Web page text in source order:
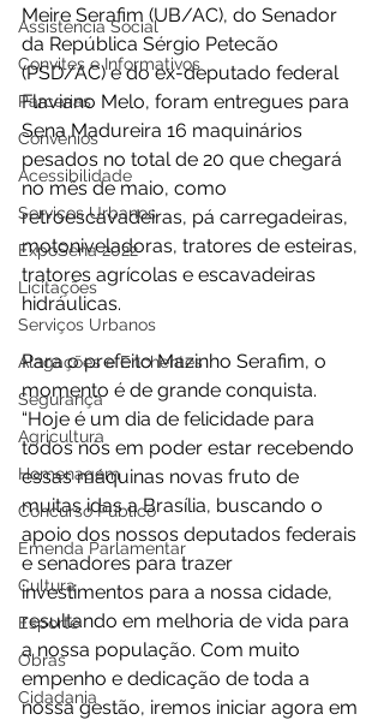
Assistência Social
Convites e Informativos
Parcerias
Convênios
Acessibilidade
Serviços Urbanos
ExpoSena 2022
Licitações
Serviços Urbanos
Alagações e Enchentes
Segurança
Agricultura
Homenagem
Concurso Público
Emenda Parlamentar
Cultura
Esporte
Obras
Cidadania
Meire Serafim (UB/AC), do Senador
da República Sérgio Petecão
(PSD/AC) e do ex-deputado federal
Flaviano Melo, foram entregues para
Sena Madureira 16 maquinários
pesados no total de 20 que chegará
no mês de maio, como
retroescavadeiras, pá carregadeiras,
motoniveladoras, tratores de esteiras,
tratores agrícolas e escavadeiras
hidráulicas.
Para o prefeito Mazinho Serafim, o
momento é de grande conquista.
“Hoje é um dia de felicidade para
todos nós em poder estar recebendo
essas máquinas novas fruto de
muitas idas a Brasília, buscando o
apoio dos nossos deputados federais
e senadores para trazer
investimentos para a nossa cidade,
resultando em melhoria de vida para
a nossa população. Com muito
empenho e dedicação de toda a
nossa gestão, iremos iniciar agora em